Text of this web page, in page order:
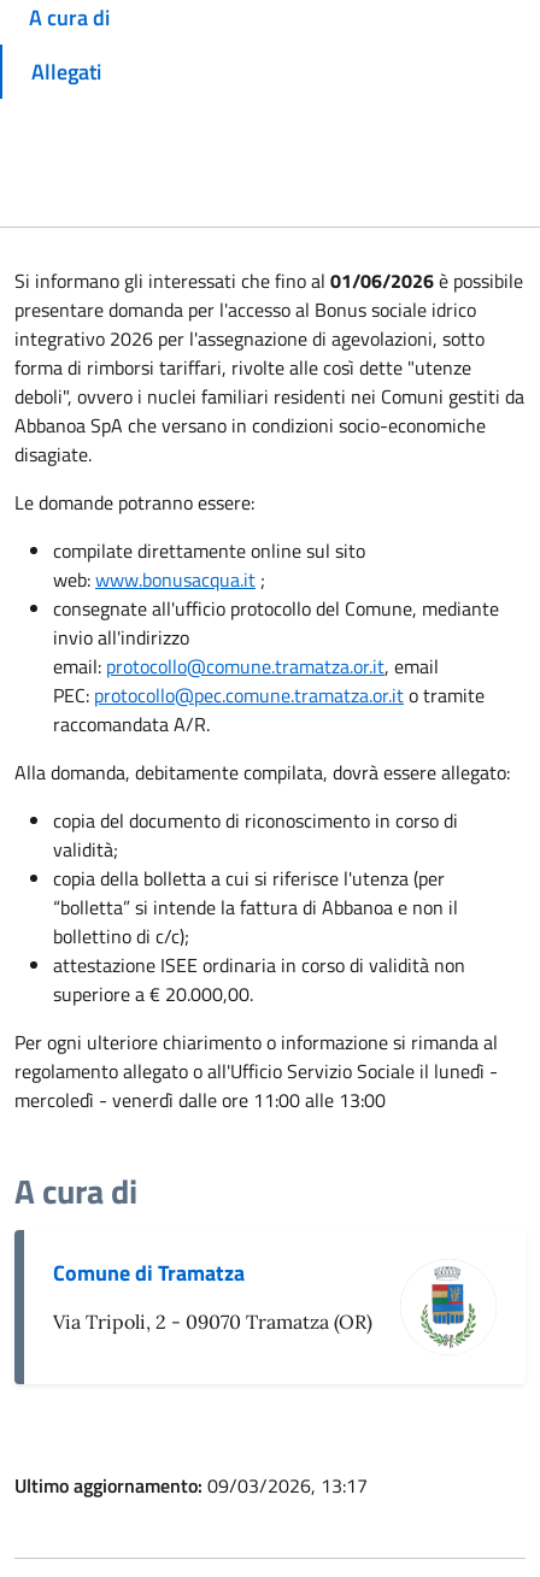
A cura di
Allegati
Si informano gli interessati che fino al 01/06/2026è possibile
presentare domanda per l'accesso al Bonus sociale idrico
integrativo 2026 per l'assegnazione di agevolazioni, sotto
forma di rimborsi tariffari, rivolte alle così dette "utenze
deboli", ovvero i nuclei familiari residenti nei Comuni gestiti da
Abbanoa SpA che versano in condizioni socio-economiche
disagiate.
Le domande potranno essere:
compilate direttamente online sul sito
web:www.bonusacqua.it ;
consegnate all'ufficio protocollo del Comune, mediante
invio all'indirizzo
email: protocollo@comune.tramatza.or.it, email
PEC: protocollo@pec.comune.tramatza.or.ito tramite
raccomandata A/R.
Alla domanda, debitamente compilata, dovrà essere allegato:
copia del documento di riconoscimento in corso di
validità;
copia della bolletta a cui si riferisce l'utenza (per
“bolletta” si intende la fattura di Abbanoa e non il
bollettino di c/c);
attestazione ISEE ordinaria in corso di validità non
superiore a € 20.000,00.
Per ogni ulteriore chiarimento o informazione si rimanda al
regolamento allegato o all'Ufficio Servizio Sociale il lunedì -
mercoledì - venerdì dalle ore 11:00 alle 13:00
A cura di
Comune di Tramatza
Via Tripoli, 2 - 09070 Tramatza (OR)
Ultimo aggiornamento: 09/03/2026, 13:17